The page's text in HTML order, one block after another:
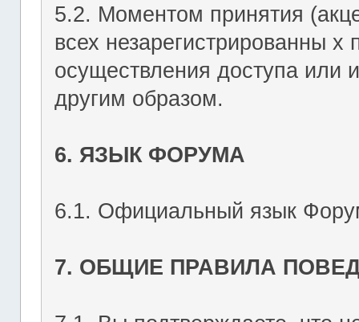
5.2. Моментом принятия
всех незарегистрированны х
осуществления доступа
другим образом.
6. ЯЗЫК ФОРУМА
6.1. Официальный язык
7. ОБЩИЕ ПРАВИЛА